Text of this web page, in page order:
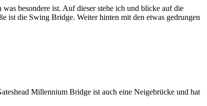
besondere ist. Auf dieser stehe ich und blicke auf die
ist die Swing Bridge. Weiter hinten mit den etwas gedrungen
Millennium Bridge ist auch eine Neigebrücke und hat